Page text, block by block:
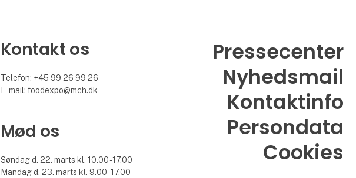
Kontakt os
Telefon: +45 99 26 99 26
E-mail: foodexpo@mch.dk
Mød os
Søndag d. 22. marts kl. 10.00 - 17.00
Mandag d. 23. marts kl. 9.00 - 17.00
Pressecenter
Nyhedsmail
Kontaktinfo
Persondata
Cookies